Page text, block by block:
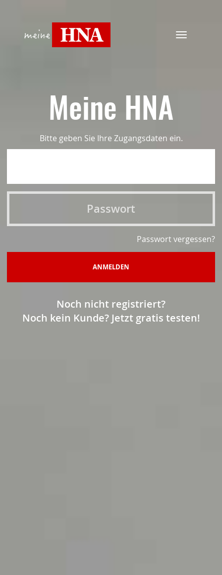
Navigation
Meine HNA
Bitte geben Sie Ihre Zugangsdaten ein.
Passwort vergessen?
ANMELDEN
Noch nicht registriert?
Noch kein Kunde? Jetzt gratis testen!